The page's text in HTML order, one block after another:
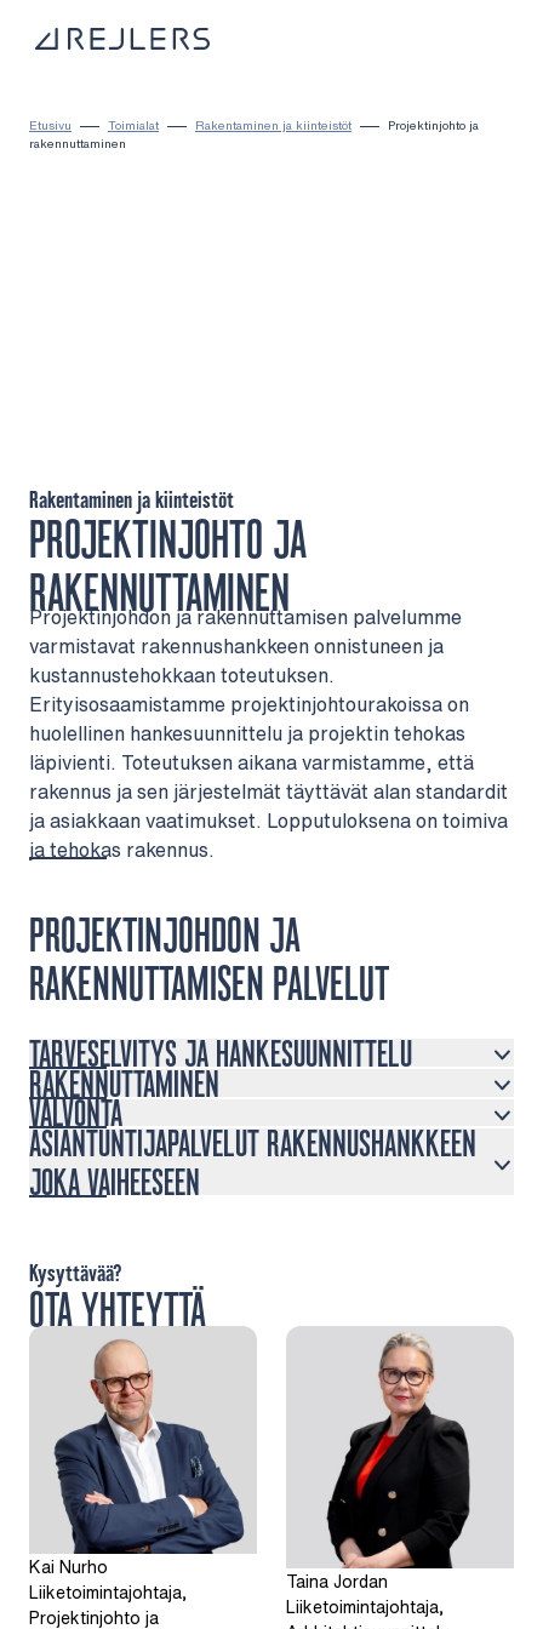
Etusivu Toimialat Rakentaminen ja kiinteistöt
Projektinjohto ja
rakennuttaminen
PROJEKTINJOHTO JA
RAKENNUTTAMINEN
Rakentaminen ja kiinteistöt
Projektinjohdon ja rakennuttamisen palvelumme
varmistavat rakennushankkeen onnistuneen ja
kustannustehokkaan toteutuksen.
Erityisosaamistamme projektinjohtourakoissa on
huolellinen hankesuunnittelu ja projektin tehokas
läpivienti. Toteutuksen aikana varmistamme, että
rakennus ja sen järjestelmät täyttävät alan standardit
ja asiakkaan vaatimukset. Lopputuloksena on toimiva
ja tehokas rakennus.
PROJEKTINJOHDON JA
RAKENNUTTAMISEN PALVELUT
TARVESELVITYS JA HANKESUUNNITTELU
RAKENNUTTAMINEN
VALVONTA
ASIANTUNTIJAPALVELUT RAKENNUSHANKKEEN
JOKA VAIHEESEEN
OTA YHTEYTTÄ
Kysyttävää?
Kai Nurho
Liiketoimintajohtaja,
Projektinjohto ja
Taina Jordan
Liiketoimintajohtaja,